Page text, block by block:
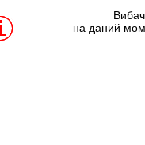
на даний